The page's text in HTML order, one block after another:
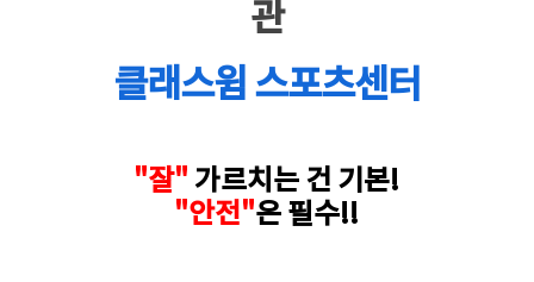
관
클래스윔 스포츠센터
"잘" 가르치는 건 기본!
"안전"은 필수!!